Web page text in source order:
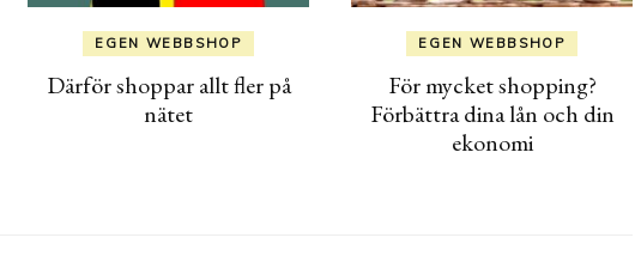
EGEN WEBBSHOP
Därför shoppar allt fler på
nätet
EGEN WEBBSHOP
För mycket shopping?
Förbättra dina lån och din
ekonomi